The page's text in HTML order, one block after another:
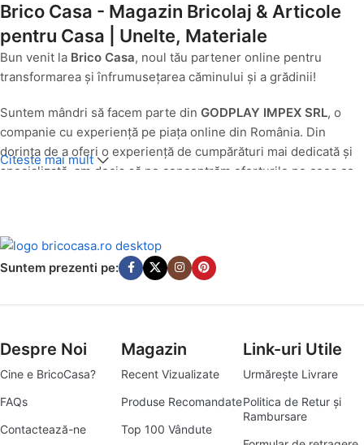
Brico Casa - Magazin Bricolaj & Articole
pentru Casa | Unelte, Materiale
Bun venit la Brico Casa, noul tău partener online pentru
transformarea și înfrumusețarea căminului și a grădinii!
Suntem mândri să facem parte din GODPLAY IMPEX SRL, o
companie cu experiență pe piața online din România. Din
dorința de a oferi o experiență de cumpărături mai dedicată și
specializată, am decis să ne concentrăm eforturile pe ceea ce
O Nouă Identitate, Aceeași Pasiune pentru Calitate
iulie 2025, produsele noastre din categoriile casă
și grădină au fost comercializate cu succes sub egida
nostru de a servi cât mai bine nevoile specifice ale clienților
pasionați de amenajări interioare și exterioare, am transformat
platforma godplay.ro înbricocasa.ro. Această schimbare
reflectă mai bine misiunea noastră de a deveni destinația ta
principală pentru tot ce înseamnă bricolaj, amenajări și soluții
practice pentru un cămin armonios.
Citeste mai mult
Suntem prezenti pe:
Despre Noi
Cine e BricoCasa?
FAQs
Contactează-ne
Magazin
Recent Vizualizate
Produse Recomandate
Top 100 Vândute
Link-uri Utile
Urmărește Livrare
Politica de Retur și
Rambursare